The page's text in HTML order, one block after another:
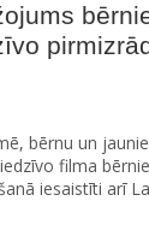
bērnu un
filma
iesaistīti arī